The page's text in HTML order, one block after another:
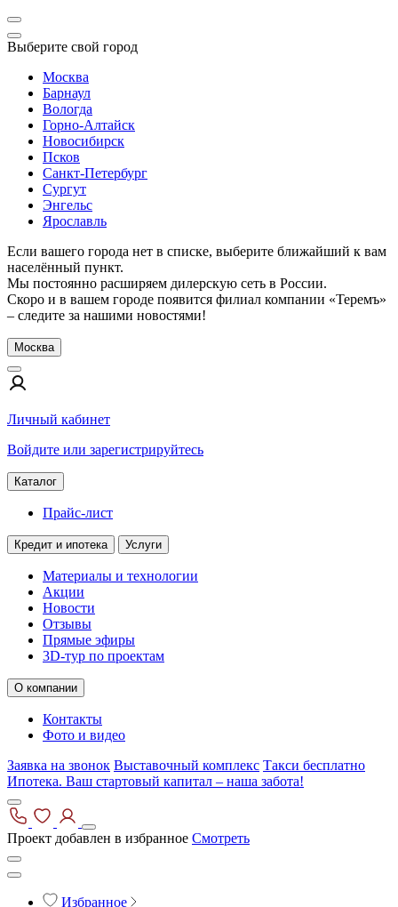
Выберите свой город
Москва
Барнаул
Вологда
Горно-Алтайск
Новосибирск
Псков
Санкт-Петербург
Сургут
Энгельс
Ярославль
Если вашего города нет в списке, выберите ближайший к вам
населённый пункт.
Мы постоянно расширяем дилерскую сеть в России.
Скоро и в вашем городе появится филиал компании «Теремъ»
– следите за нашими новостями!
Москва
Личный кабинет
Войдите или зарегистрируйтесь
Каталог
Прайс-лист
Кредит и ипотека Услуги
Материалы и технологии
Акции
Новости
Отзывы
Прямые эфиры
3D-тур по проектам
О компании
Контакты
Фото и видео
Заявка на звонок Выставочный комплекс Такси бесплатно
Ипотека. Ваш стартовый капитал – наша забота!
Проект добавлен в избранное Смотреть
Избранное